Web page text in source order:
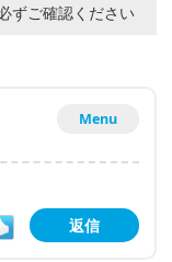
ずご確認ください
Menu
返信